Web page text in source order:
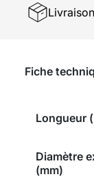
Livraison
Fiche
Longueur
Diamètre
(mm)